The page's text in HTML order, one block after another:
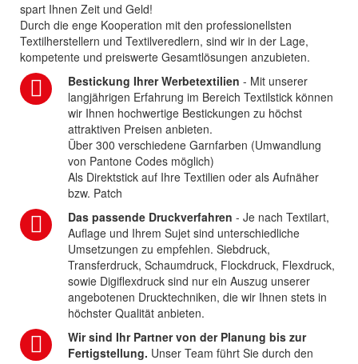
spart Ihnen Zeit und Geld!
Durch die enge Kooperation mit den professionellsten
Textilherstellern und Textilveredlern, sind wir in der Lage,
kompetente und preiswerte Gesamtlösungen anzubieten.
Bestickung Ihrer Werbetextilien - Mit unserer
langjährigen Erfahrung im Bereich Textilstick können
wir Ihnen hochwertige Bestickungen zu höchst
attraktiven Preisen anbieten.
Über 300 verschiedene Garnfarben (Umwandlung
von Pantone Codes möglich)
Als Direktstick auf Ihre Textilien oder als Aufnäher
bzw. Patch
Das passende Druckverfahren - Je nach Textilart,
Auflage und Ihrem Sujet sind unterschiedliche
Umsetzungen zu empfehlen. Siebdruck,
Transferdruck, Schaumdruck, Flockdruck, Flexdruck,
sowie Digiflexdruck sind nur ein Auszug unserer
angebotenen Drucktechniken, die wir Ihnen stets in
höchster Qualität anbieten.
Wir sind Ihr Partner von der Planung bis zur
Fertigstellung. Unser Team führt Sie durch den